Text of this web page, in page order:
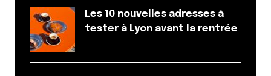
Les 10 nouvelles adresses à
tester à Lyon avant la rentrée